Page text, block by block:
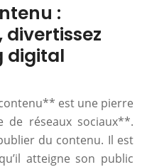
:
divertissez
digital
est une pierre
de réseaux sociaux**.
du contenu. Il est
atteigne son public